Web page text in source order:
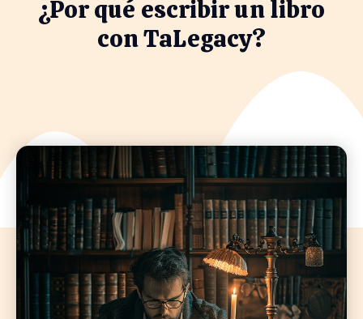
¿Por qué escribir un libro
con TaLegacy?